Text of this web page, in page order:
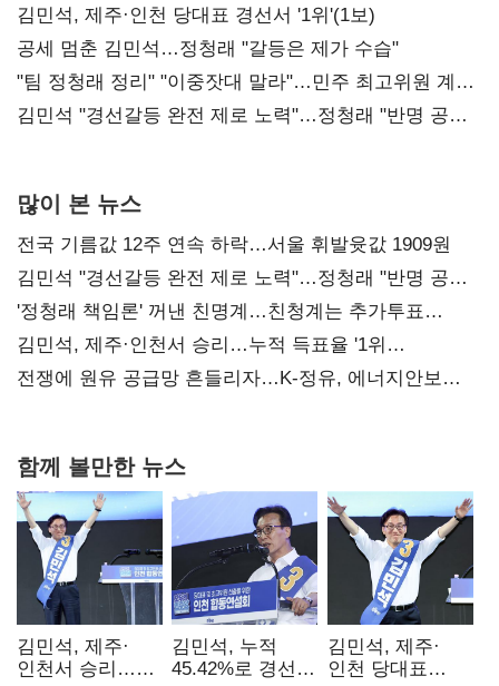
0.86%p(2보)
김민석, 제주·인천 당대표 경선서 '1위'(1보)
공세 멈춘 김민석…정청래 "갈등은 제가 수습"
"팀 정청래 정리" "이중잣대 말라"…민주 최고위원 계파
다툼 격화
김민석 "경선갈등 완전 제로 노력"…정청래 "반명 공세
많이 본 뉴스
전국 기름값 12주 연속 하락…서울 휘발윳값 1909원
김민석 "경선갈등 완전 제로 노력"…정청래 "반명 공세
사과부터"
'정청래 책임론' 꺼낸 친명계…친청계는 추가투표
때리기
김민석, 제주·인천서 승리…누적 득표율 '1위
탈환'(종합)
전쟁에 원유 공급망 흔들리자…K-정유, 에너지안보
함께 볼만한 뉴스
김민석, 제주·
인천서 승리…
김민석, 누적
45.42%로 경선
김민석, 제주·
인천 당대표